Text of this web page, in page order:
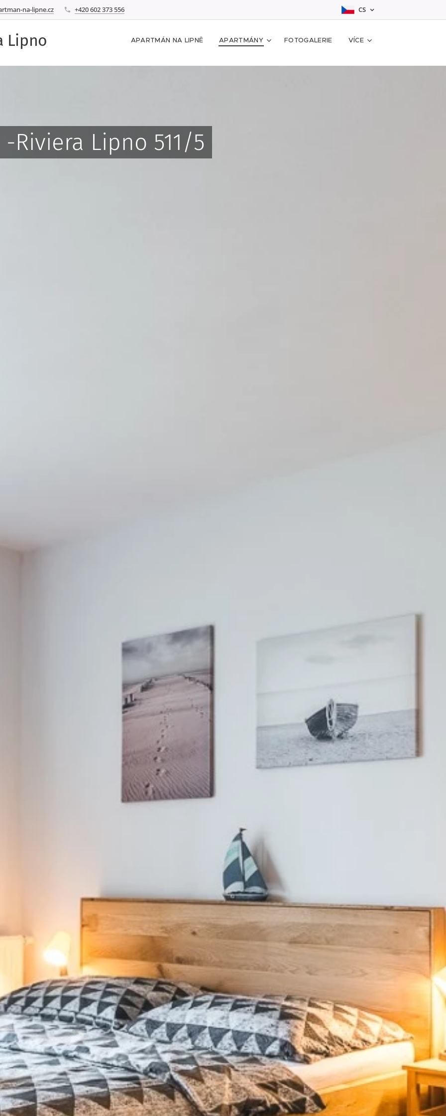
na-lipne.cz +420 602 373 556 CS
Lipno APARTMÁN NA LIPNĚ APARTMÁNY FOTOGALERIE VÍCE
Lipno 511/5